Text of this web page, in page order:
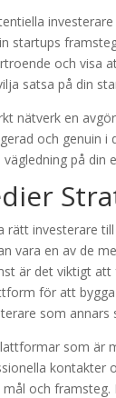
startups
och visa
satsa på din
nätverk en
och genuin
på din
vara en av de
är det viktigt
för att
som annars
som är
kontakter
och